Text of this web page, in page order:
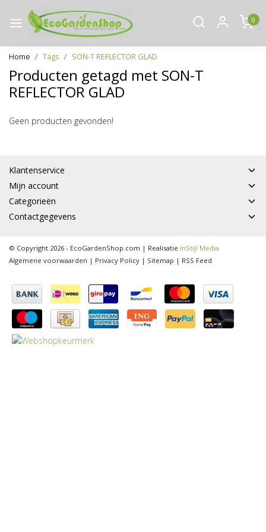
0
Home Tags SON-T REFLECTOR GLAD
Producten getagd met SON-T
REFLECTOR GLAD
Geen producten gevonden!
Klantenservice
Mijn account
Categorieën
Contactgegevens
© Copyright 2026 - EcoGardenShop.com | Realisatie InStijl Media
Algemene voorwaarden | Privacy Policy | Sitemap | RSS Feed